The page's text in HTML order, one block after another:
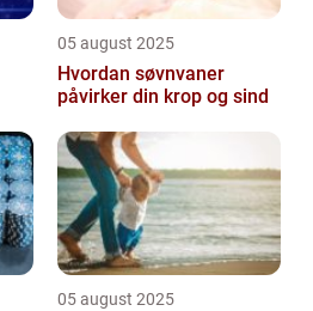
05 august 2025
Hvordan søvnvaner
påvirker din krop og sind
05 august 2025